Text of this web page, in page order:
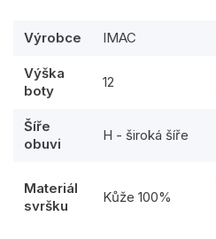
Výrobce IMAC
Výška
boty
12
Šíře
obuvi
H - široká šíře
Materiál
svršku
Kůže 100%